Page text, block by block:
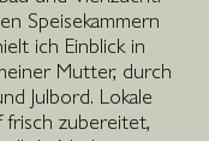
Speisekammern
ich Einblick in
Mutter, durch
Julbord. Lokale
zubereitet,